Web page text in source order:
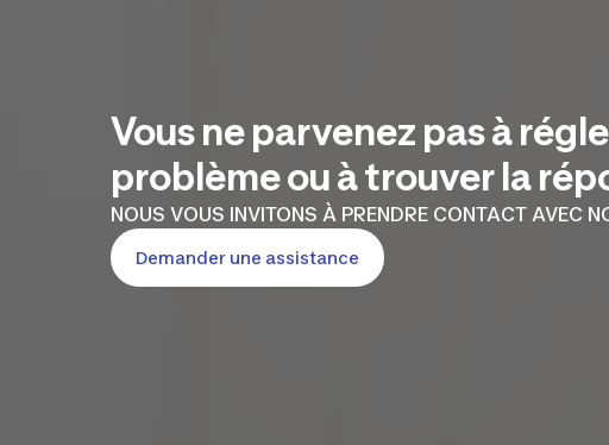
Vous ne parvenez pas à
problème ou à trouver la
NOUS VOUS INVITONS À PRENDRE CONTACT AVEC
Demander une assistance